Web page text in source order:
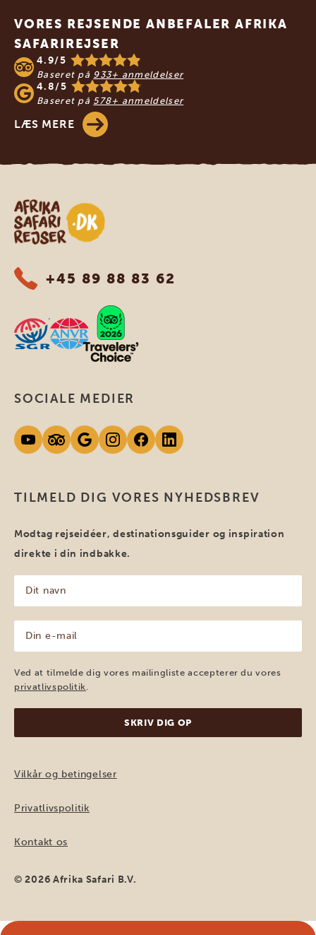
VORES REJSENDE ANBEFALER AFRIKA
SAFARIREJSER
4.9/5
Baseret på 933+ anmeldelser
4.8/5
Baseret på 578+ anmeldelser
LÆS MERE
Safari-rejser i Afrika
+45 89 88 83 62
TILMELD DIG VORES NYHEDSBREV
Modtag rejseidéer, destinationsguider og inspiration
direkte i din indbakke.
navn
(Påkrævet)
mail
(Påkrævet)
Ved at tilmelde dig vores mailingliste accepterer du vores
privatlivspolitik.
SOCIALE MEDIER
Vilkår og betingelser
Privatlivspolitik
Kontakt os
© 2026 Afrika Safari B.V.